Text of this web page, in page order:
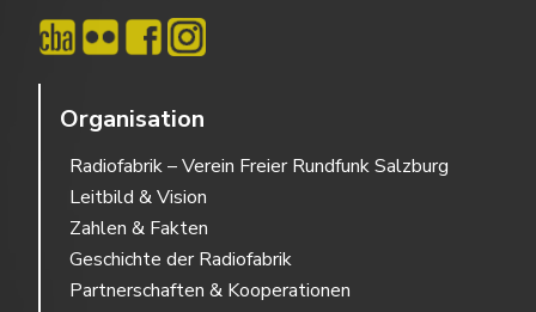
Organisation
Radiofabrik – Verein Freier Rundfunk Salzburg
Leitbild & Vision
Zahlen & Fakten
Geschichte der Radiofabrik
Partnerschaften & Kooperationen